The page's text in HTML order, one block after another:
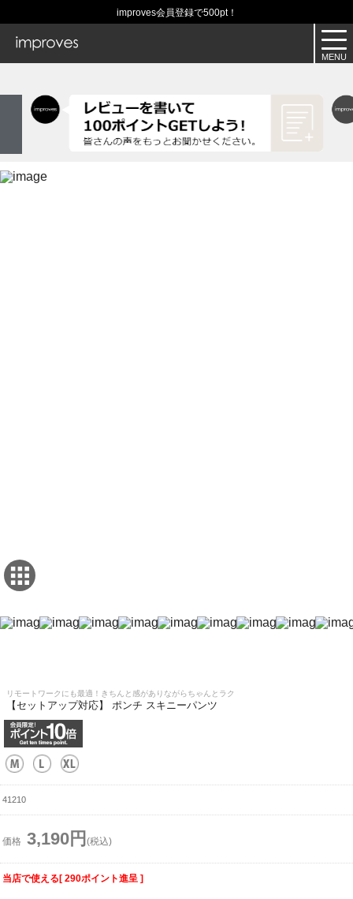
improves会員登録で500pt！
リモートワークにも最適！きちんと感がありながらちゃんとラク
【セットアップ対応】 ポンチ スキニーパンツ
41210
価格 3,190円 (税込)
当店で使える[ 290ポイント進呈 ]